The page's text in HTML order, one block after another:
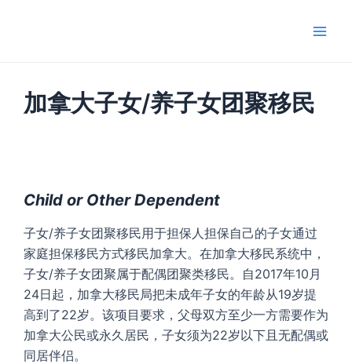
加拿大子女/养子女团聚移民
Child or Other Dependent
子女/养子女团聚移民用于担保人担保自己的子女通过
家庭担保移民方式移民加拿大。在加拿大移民系统中，
子女/养子女团聚属于配偶团聚类移民。自2017年10月
24日起，加拿大移民局把未成年子女的年龄从19岁提
高到了22岁。该项目要求，父母双方至少一方需要作为
加拿大公民或永久居民，子女须为22岁以下且无配偶或
同居伴侣。